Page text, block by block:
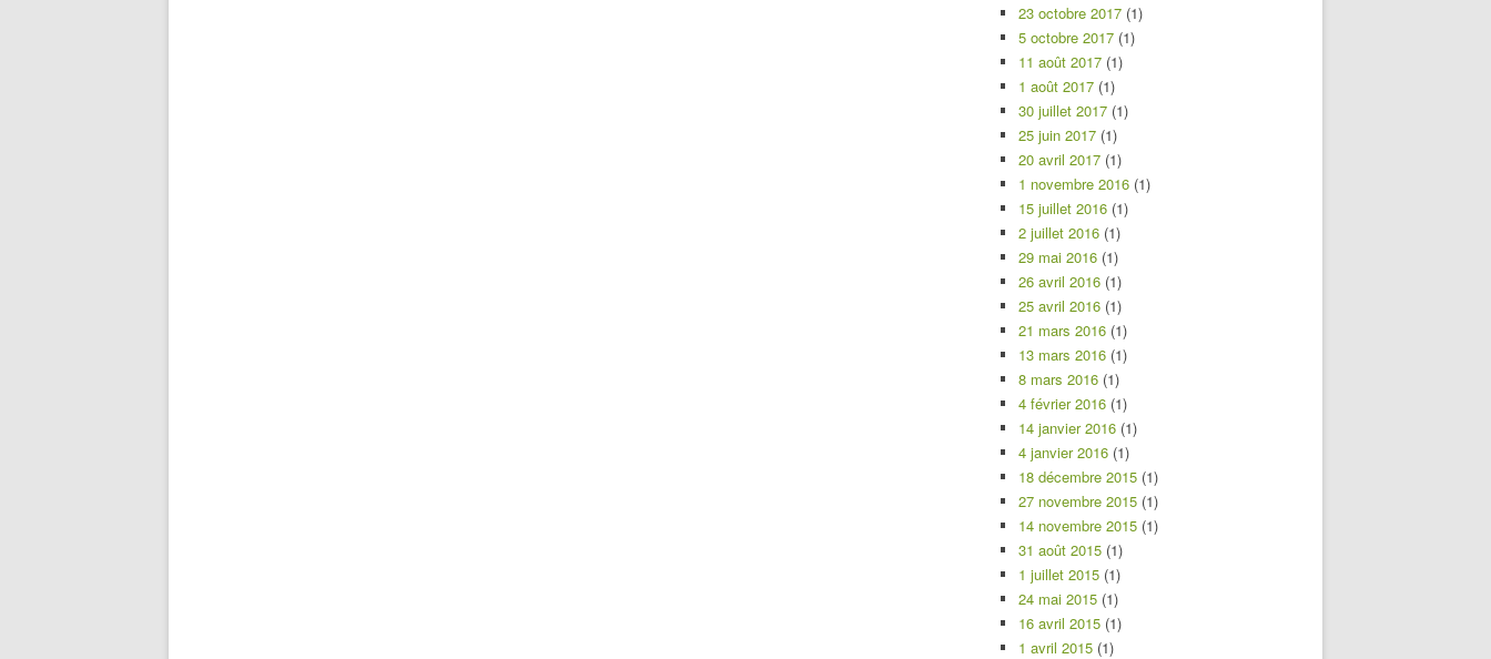
23 octobre 2017 (1)
5 octobre 2017 (1)
11 août 2017 (1)
1 août 2017 (1)
30 juillet 2017 (1)
25 juin 2017 (1)
20 avril 2017 (1)
1 novembre 2016 (1)
15 juillet 2016 (1)
2 juillet 2016 (1)
29 mai 2016 (1)
26 avril 2016 (1)
25 avril 2016 (1)
21 mars 2016 (1)
13 mars 2016 (1)
8 mars 2016 (1)
4 février 2016 (1)
14 janvier 2016 (1)
4 janvier 2016 (1)
18 décembre 2015 (1)
27 novembre 2015 (1)
14 novembre 2015 (1)
31 août 2015 (1)
1 juillet 2015 (1)
24 mai 2015 (1)
16 avril 2015 (1)
1 avril 2015 (1)